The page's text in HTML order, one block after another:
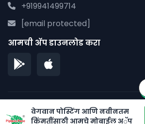
+919941499714
[email protected]
आमची अ‍ॅप डाउनलोड करा
© 2026 पीपळाना पाने. सर्व
वेगवान पोस्टिंग आणि नवीनतम
किंमतींसाठी आमचे मोबाईल अॅप